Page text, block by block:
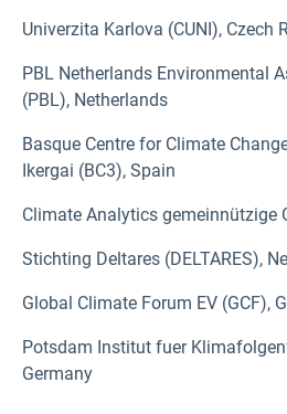
Univerzita Karlova (CUNI), Czech
PBL Netherlands Environmental
(PBL), Netherlands
Basque Centre for Climate
Ikergai (BC3), Spain
Climate Analytics gemeinnützige
Stichting Deltares (DELTARES),
Global Climate Forum EV (GCF),
Potsdam Institut fuer
Germany